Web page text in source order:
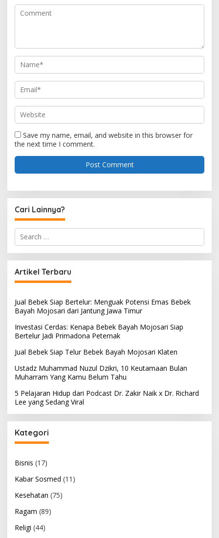
Save my name, email, and website in this browser for
the next time I comment.
Cari Lainnya?
S
r
c
h
f
r
:
Artikel Terbaru
Jual Bebek Siap Bertelur: Menguak Potensi Emas Bebek
Bayah Mojosari dari Jantung Jawa Timur
Investasi Cerdas: Kenapa Bebek Bayah Mojosari Siap
Bertelur Jadi Primadona Peternak
Jual Bebek Siap Telur Bebek Bayah Mojosari Klaten
Ustadz Muhammad Nuzul Dzikri, 10 Keutamaan Bulan
Muharram Yang Kamu Belum Tahu
5 Pelajaran Hidup dari Podcast Dr. Zakir Naik x Dr. Richard
Lee yang Sedang Viral
Kategori
Bisnis (17)
Kabar Sosmed (11)
Kesehatan (75)
Ragam (89)
Religi (44)